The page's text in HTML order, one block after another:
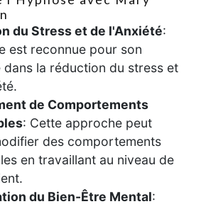
du Stress et de l'Anxiété:
est reconnue pour son
dans la réduction du stress et
de Comportements
: Cette approche peut
des comportements
en travaillant au niveau de
du Bien-Être Mental: